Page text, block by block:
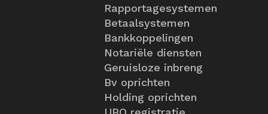
Rapportagesystemen
Betaalsystemen
Bankkoppelingen
Notariële diensten
Geruisloze inbreng
Bv oprichten
Holding oprichten